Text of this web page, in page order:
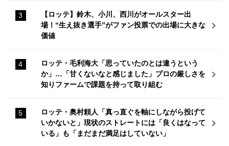
【ロッテ】鈴木、小川、西川がオールスター出
場！“生え抜き選手”がファン投票での出場に大きな
価値
ロッテ・毛利海大「思っていたのとは違うという
か」…「甘くないなと感じました」プロの厳しさを
知りファームで課題を持って取り組む
ロッテ・奥村頼人「真っ直ぐを軸にしながら投げて
いかないと」現状のストレートには「良くはなって
いる」も「まだまだ満足はしていない」